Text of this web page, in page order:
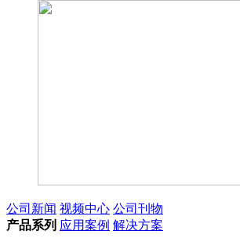
公司新闻 视频中心 公司刊物
产品系列 应用案例 解决方案